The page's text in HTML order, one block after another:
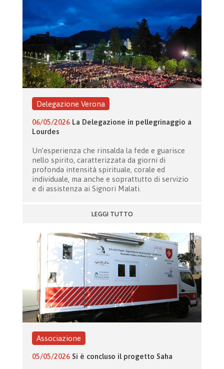
Delegazione Verona
06/05/2026 La Delegazione in pellegrinaggio a
Lourdes
Un’esperienza che rinsalda la fede e guarisce
nello spirito, caratterizzata da giorni di
profonda intensità spirituale, corale ed
individuale, ma anche e soprattutto di servizio
e di assistenza ai Signori Malati.
LEGGI TUTTO
Associazione
05/05/2026 Si è concluso il progetto Saha